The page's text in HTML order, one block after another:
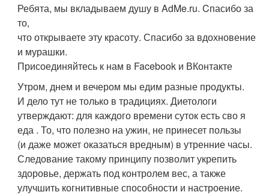
Ребята, мы вкладываем душу в AdMe.ru. Cпасибо за
то,
что открываете эту красоту. Спасибо за вдохновение
и мурашки.
Присоединяйтесь к нам в Facebook и ВКонтакте
Утром, днем и вечером мы едим разные продукты.
И дело тут не только в традициях. Диетологи
утверждают: для каждого времени суток есть сво я
еда . То, что полезно на ужин, не принесет пользы
(и даже может оказаться вредным) в утренние часы.
Следование такому принципу позволит укрепить
здоровье, держать под контролем вес, а также
улучшить когнитивные способности и настроение.